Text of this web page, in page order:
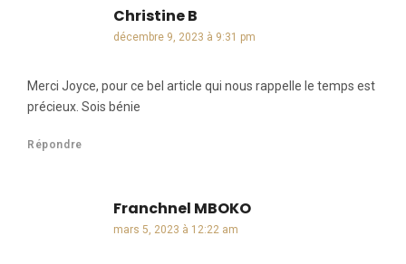
Christine B
décembre 9, 2023 à 9:31 pm
Merci Joyce, pour ce bel article qui nous rappelle le temps est
précieux. Sois bénie
Répondre
Franchnel MBOKOdit :
mars 5, 2023 à 12:22 am